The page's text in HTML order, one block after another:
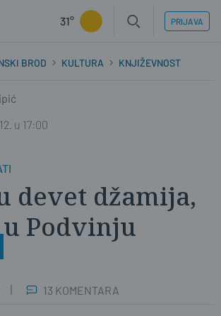
31° PRIJAVA
BROD KULTURA KNJIŽEVNOST
u 17:00
devet džamija,
Podvinju
13 KOMENTARA